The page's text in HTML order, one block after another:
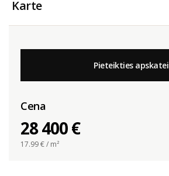
Karte
Pieteikties apskatei
Cena
28 400 €
17.99€ / m²